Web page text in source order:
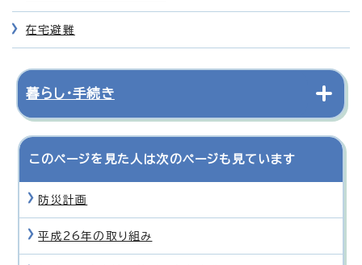
在宅避難
暮らし・手続き
このページを見た人は次のページも見ています
防災計画
平成26年の取り組み